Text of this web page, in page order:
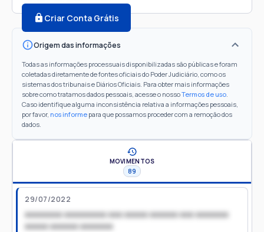
Criar Conta Grátis
Origem das informações
Todas as informações processuais disponibilizadas são públicas e foram
coletadas diretamente de fontes oficiais do Poder Judiciário, como os
sistemas dos tribunais e Diários Oficiais. Para obter mais informações
sobre como tratamos dados pessoais, acesse o nossoTermos de uso.
Caso identifique alguma inconsistência relativa a informações pessoais,
por favor, nos informe para que possamos proceder com a remoção dos
dados.
MOVIMENTOS
89
29/07/2022
xxxxxxxx xxxxxxxxx xxx xxxxx xxxxxx xxx xxxxxxx
xxxxx xxxxxx xxxxxxx